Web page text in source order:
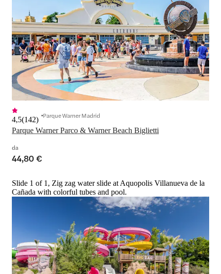
Parque Warner Parco & Warner Beach Biglietti
4,5(142) Parque Warner Madrid
da
44,80 €
Slide 1 of 1, Zig zag water slide at Aquopolis Villanueva de la
Cañada with colorful tubes and pool.